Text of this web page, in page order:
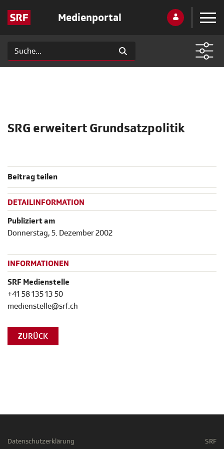
Medienportal
SRG erweitert Grundsatzpolitik
Beitrag teilen
DETAILINFORMATION
Publiziert am
Donnerstag, 5. Dezember 2002
INFORMATIONEN
SRF Medienstelle
+41 58 135 13 50
medienstelle@srf.ch
ZURÜCK
Datenschutzerklärung SRF